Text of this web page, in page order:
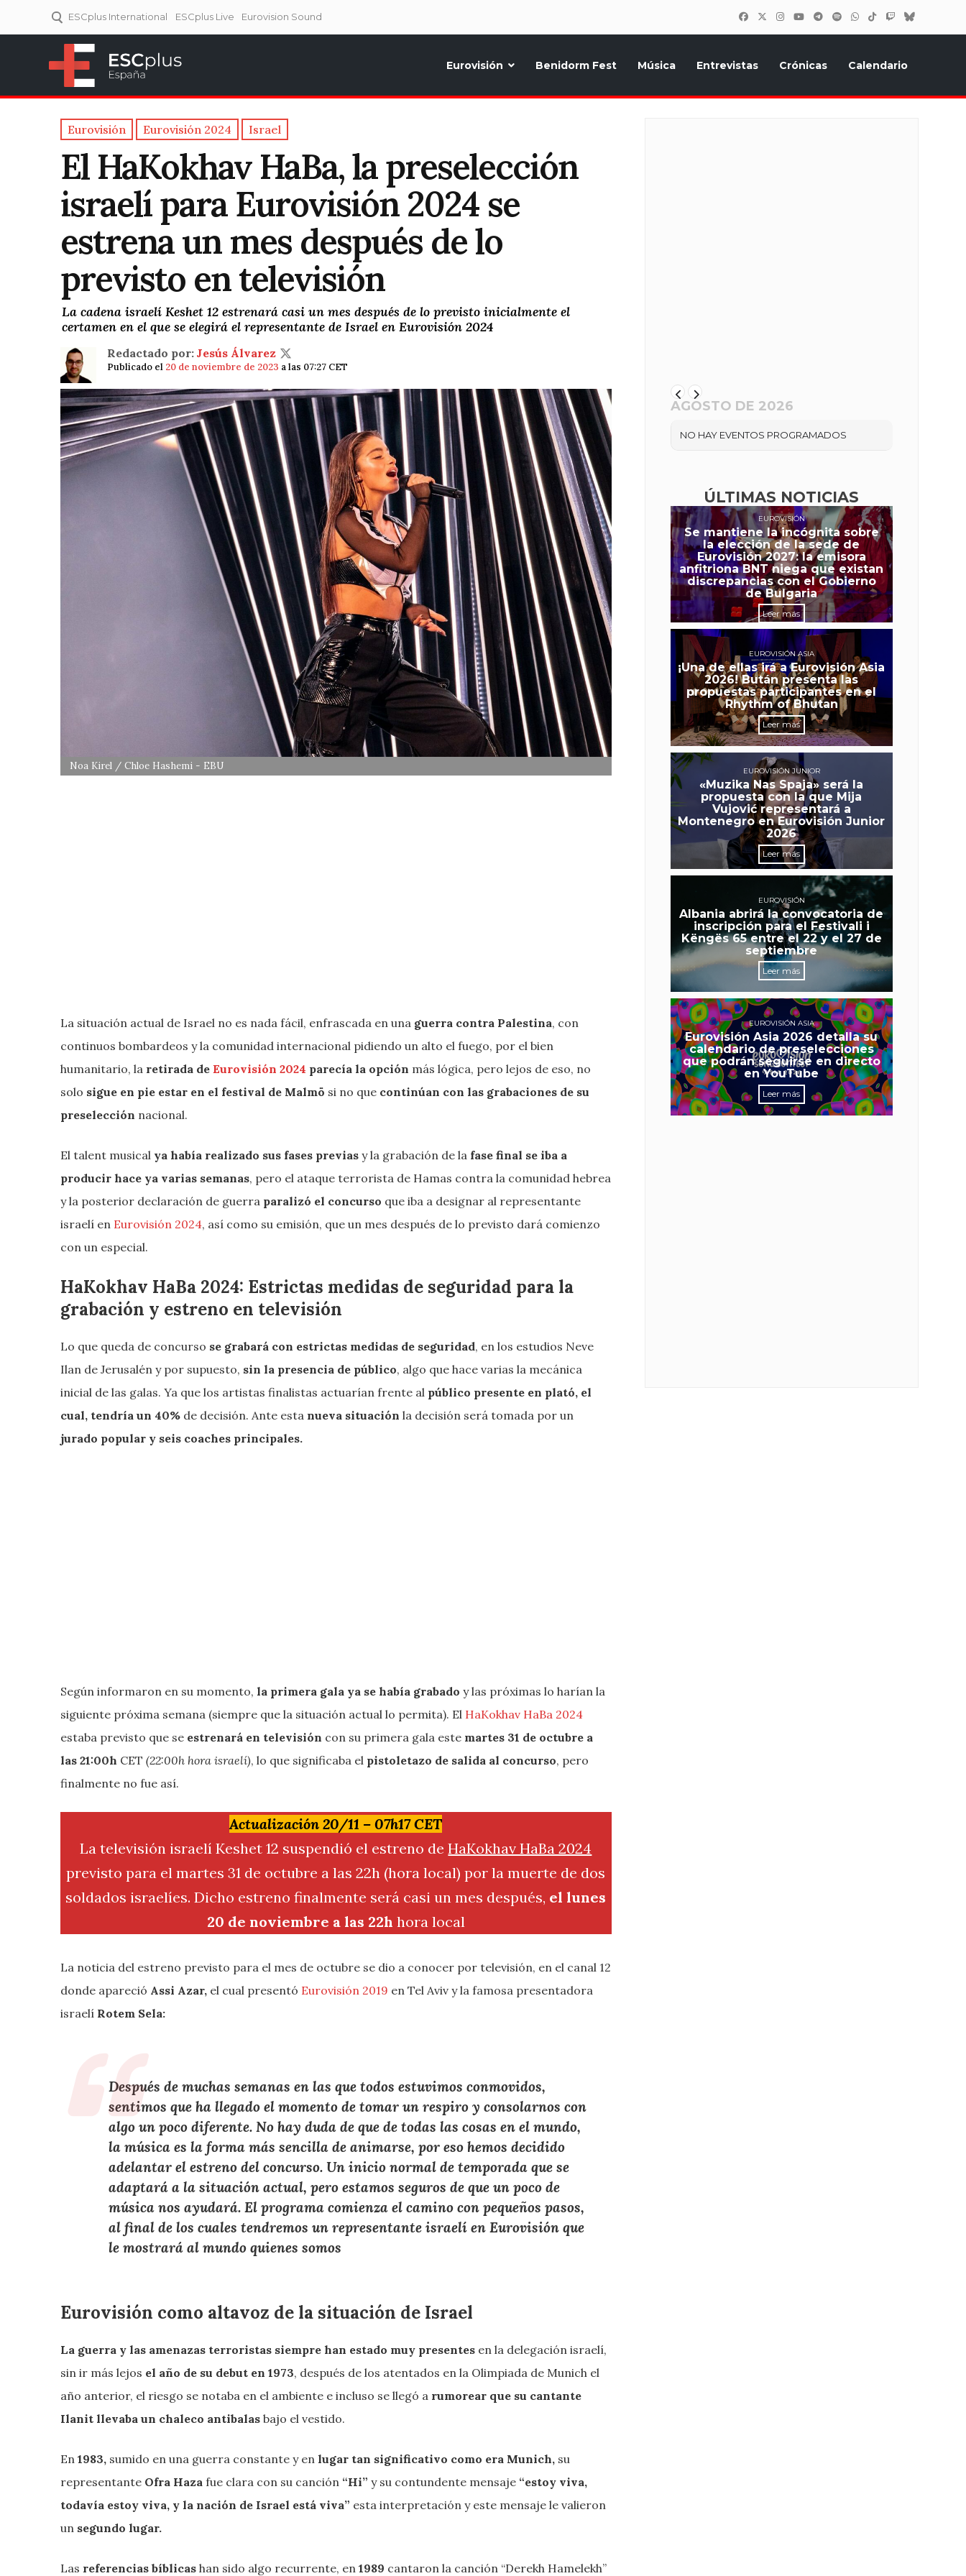
ESCplus International ESCplus Live Eurovision Sound
Eurovisión Benidorm Fest Música Entrevistas Crónicas Calendario
Eurovisión Eurovisión 2024 Israel
El HaKokhav HaBa, la preselección
israelí para Eurovisión 2024 se
estrena un mes después de lo
previsto en televisión
La cadena israelí Keshet 12 estrenará casi un mes después de lo previsto inicialmente el
certamen en el que se elegirá el representante de Israel en Eurovisión 2024
Redactado por: Jesús Álvarez
Publicado el 20 de noviembre de 2023 a las 07:27 CET
Noa Kirel / Chloe Hashemi - EBU
La situación actual de Israel no es nada fácil, enfrascada en una guerra contra Palestina, con
continuos bombardeos y la comunidad internacional pidiendo un alto el fuego, por el bien
humanitario, la retirada de Eurovisión 2024 parecía la opción más lógica, pero lejos de eso, no
solo sigue en pie estar en el festival de Malmö si no que continúan con las grabaciones de su
preselección nacional.
El talent musical ya había realizado sus fases previas y la grabación de la fase final se iba a
producir hace ya varias semanas, pero el ataque terrorista de Hamas contra la comunidad hebrea
y la posterior declaración de guerra paralizó el concurso que iba a designar al representante
israelí en Eurovisión 2024, así como su emisión, que un mes después de lo previsto dará comienzo
con un especial.
HaKokhav HaBa 2024: Estrictas medidas de seguridad para la
grabación y estreno en televisión
Lo que queda de concurso se grabará con estrictas medidas de seguridad, en los estudios Neve
Ilan de Jerusalén y por supuesto, sin la presencia de público, algo que hace varias la mecánica
inicial de las galas. Ya que los artistas finalistas actuarían frente al público presente en plató, el
cual, tendría un 40% de decisión. Ante esta nueva situación la decisión será tomada por un
jurado popular y seis coaches principales.
Según informaron en su momento, la primera gala ya se había grabado y las próximas lo harían la
siguiente próxima semana (siempre que la situación actual lo permita). El HaKokhav HaBa 2024
estaba previsto que se estrenará en televisión con su primera gala este martes 31 de octubre a
las 21:00h CET (22:00h hora israelí), lo que significaba el pistoletazo de salida al concurso, pero
finalmente no fue así.
Actualización 20/11 – 07h17 CET
La televisión israelí Keshet 12 suspendió el estreno deHaKokhav HaBa 2024
previsto para el martes 31 de octubre a las 22h (hora local) por la muerte de dos
soldados israelíes. Dicho estreno finalmente será casi un mes después, el lunes
20 de noviembre a las 22h hora local
La noticia del estreno previsto para el mes de octubre se dio a conocer por televisión, en el canal 12
donde apareció Assi Azar, el cual presentó Eurovisión 2019 en Tel Aviv y la famosa presentadora
israelí Rotem Sela:
Después de muchas semanas en las que todos estuvimos conmovidos,
sentimos que ha llegado el momento de tomar un respiro y consolarnos con
algo un poco diferente. No hay duda de que de todas las cosas en el mundo,
la música es la forma más sencilla de animarse, por eso hemos decidido
adelantar el estreno del concurso. Un inicio normal de temporada que se
adaptará a la situación actual, pero estamos seguros de que un poco de
música nos ayudará. El programa comienza el camino con pequeños pasos,
al final de los cuales tendremos un representante israelí en Eurovisión que
le mostrará al mundo quienes somos
Eurovisión como altavoz de la situación de Israel
La guerra y las amenazas terroristas siempre han estado muy presentes en la delegación israelí,
sin ir más lejos el año de su debut en 1973, después de los atentados en la Olimpiada de Munich el
año anterior, el riesgo se notaba en el ambiente e incluso se llegó a rumorear que su cantante
Ilanit llevaba un chaleco antibalas bajo el vestido.
En 1983, sumido en una guerra constante y en lugar tan significativo como era Munich, su
representante Ofra Haza fue clara con su canción “Hi” y su contundente mensaje “estoy viva,
todavía estoy viva, y la nación de Israel está viva” esta interpretación y este mensaje le valieron
un segundo lugar.
Las referencias bíblicas han sido algo recurrente, en 1989 cantaron la canción “Derekh Hamelekh”
AGOSTO DE 2026
NO HAY EVENTOS PROGRAMADOS
ÚLTIMAS NOTICIAS
EUROVISIÓN
Se mantiene la incógnita sobre
la elección de la sede de
Eurovisión 2027: la emisora
anfitriona BNT niega que existan
discrepancias con el Gobierno
de Bulgaria
Leer más
EUROVISIÓN ASIA
¡Una de ellas irá a Eurovisión Asia
2026! Bután presenta las
propuestas participantes en el
Rhythm of Bhutan
Leer más
EUROVISIÓN JUNIOR
«Muzika Nas Spaja» será la
propuesta con la que Mija
Vujović representará a
Montenegro en Eurovisión Junior
2026
Leer más
EUROVISIÓN
Albania abrirá la convocatoria de
inscripción para el Festivali i
Këngës 65 entre el 22 y el 27 de
septiembre
Leer más
EUROVISIÓN ASIA
Eurovisión Asia 2026 detalla su
calendario de preselecciones
que podrán seguirse en directo
en YouTube
Leer más